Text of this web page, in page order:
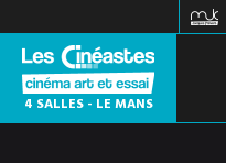
4 SALLES - LE MANS